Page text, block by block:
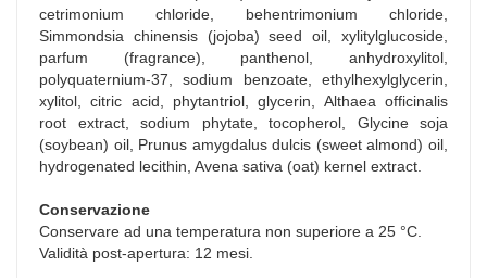
cetrimonium chloride, behentrimonium chloride,
Simmondsia chinensis (jojoba) seed oil, xylitylglucoside,
parfum (fragrance), panthenol, anhydroxylitol,
polyquaternium-37, sodium benzoate, ethylhexylglycerin,
xylitol, citric acid, phytantriol, glycerin, Althaea officinalis
root extract, sodium phytate, tocopherol, Glycine soja
(soybean) oil, Prunus amygdalus dulcis (sweet almond) oil,
hydrogenated lecithin, Avena sativa (oat) kernel extract.
Conservazione
Conservare ad una temperatura non superiore a 25 °C.
Validità post-apertura: 12 mesi.